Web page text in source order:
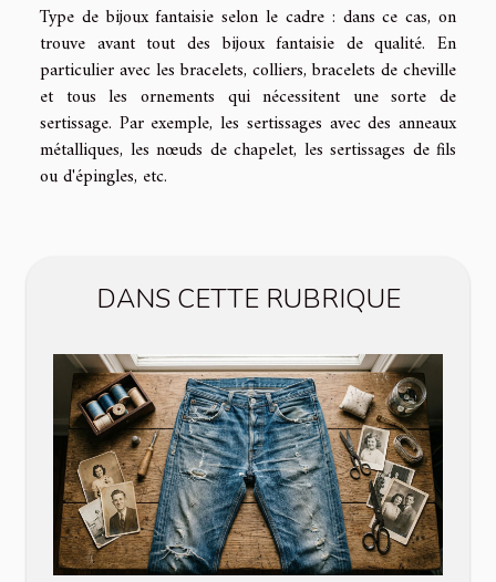
Type de bijoux fantaisie selon le cadre : dans ce cas, on
trouve avant tout des bijoux fantaisie de qualité. En
particulier avec les bracelets, colliers, bracelets de cheville
et tous les ornements qui nécessitent une sorte de
sertissage. Par exemple, les sertissages avec des anneaux
métalliques, les nœuds de chapelet, les sertissages de fils
ou d'épingles, etc.
DANS CETTE RUBRIQUE